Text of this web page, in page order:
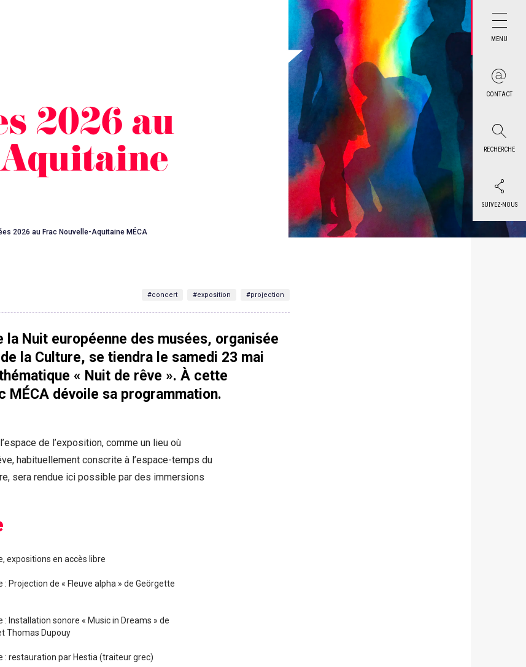
MENU
CONTACT
RECHERCHE
SUIVEZ-NOUS
2026 au
2026 au Frac Nouvelle-Aquitaine MÉCA
#concert #exposition #projection
la Nuit européenne des musées, organisée
la Culture, se tiendra le samedi 23 mai
« Nuit de rêve ». À cette
MÉCA dévoile sa programmation.
de l’exposition, comme un lieu où
habituellement conscrite à l’espace-temps du
sera rendue ici possible par des immersions
expositions en accès libre
: Projection de « Fleuve alpha » de Geörgette
: Installation sonore « Music in Dreams » de
Thomas Dupouy
: restauration par Hestia (traiteur grec)